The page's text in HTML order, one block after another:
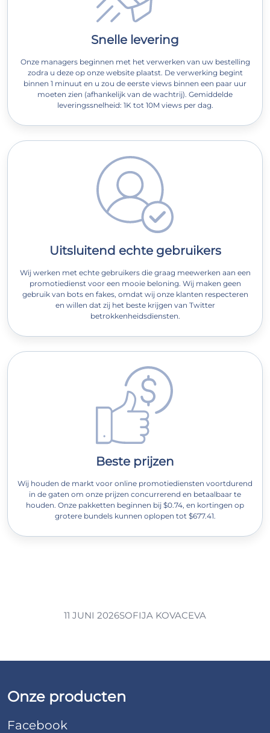
Snelle levering
Onze managers beginnen met het verwerken van uw bestelling
zodra u deze op onze website plaatst. De verwerking begint
binnen 1 minuut en u zou de eerste views binnen een paar uur
moeten zien (afhankelijk van de wachtrij). Gemiddelde
leveringssnelheid: 1K tot 10M views per dag.
Uitsluitend echte gebruikers
Wij werken met echte gebruikers die graag meewerken aan een
promotiedienst voor een mooie beloning. Wij maken geen
gebruik van bots en fakes, omdat wij onze klanten respecteren
en willen dat zij het beste krijgen van Twitter
betrokkenheidsdiensten.
Beste prijzen
Wij houden de markt voor online promotiediensten voortdurend
in de gaten om onze prijzen concurrerend en betaalbaar te
houden. Onze pakketten beginnen bij $0.74, en kortingen op
grotere bundels kunnen oplopen tot $677.41.
11 JUNI 2026SOFIJA KOVACEVA
Onze producten
Facebook